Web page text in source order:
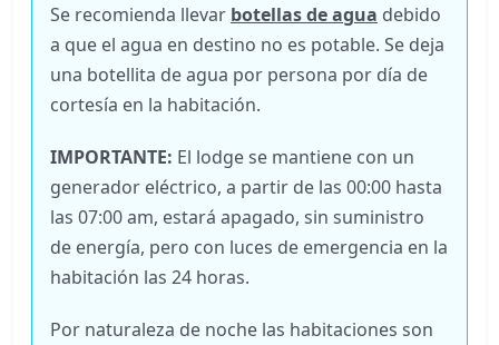
Se recomienda llevar botellas de agua debido
a que el agua en destino no es potable. Se deja
una botellita de agua por persona por día de
cortesía en la habitación.
IMPORTANTE: El lodge se mantiene con un
generador eléctrico, a partir de las 00:00 hasta
las 07:00 am, estará apagado, sin suministro
de energía, pero con luces de emergencia en la
habitación las 24 horas.
Por naturaleza de noche las habitaciones son